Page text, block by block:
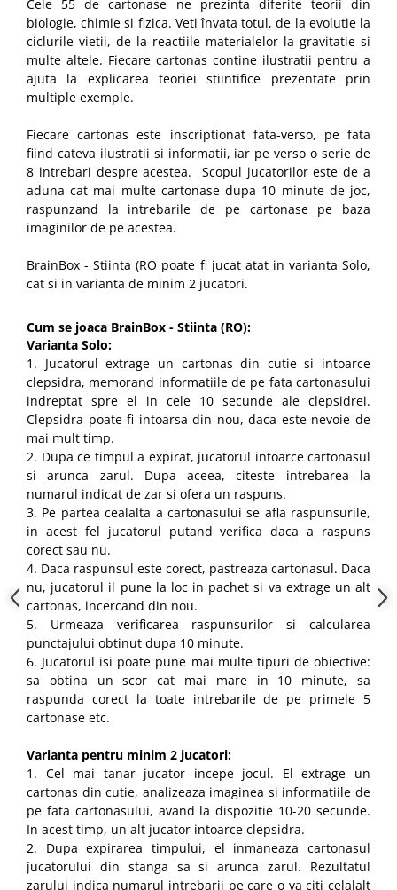
Cele 55 de cartonase ne prezinta diferite teorii din
biologie, chimie si fizica. Veti învata totul, de la evolutie la
ciclurile vietii, de la reactiile materialelor la gravitatie si
multe altele. Fiecare cartonas contine ilustratii pentru a
ajuta la explicarea teoriei stiintifice prezentate prin
multiple exemple.
Fiecare cartonas este inscriptionat fata-verso, pe fata
fiind cateva ilustratii si informatii, iar pe verso o serie de
8 intrebari despre acestea. Scopul jucatorilor este de a
aduna cat mai multe cartonase dupa 10 minute de joc,
raspunzand la intrebarile de pe cartonase pe baza
imaginilor de pe acestea.
BrainBox - Stiinta (RO poate fi jucat atat in varianta Solo,
cat si in varianta de minim 2 jucatori.
Cum se joaca BrainBox - Stiinta (RO):
Varianta Solo:
1. Jucatorul extrage un cartonas din cutie si intoarce
clepsidra, memorand informatiile de pe fata cartonasului
indreptat spre el in cele 10 secunde ale clepsidrei.
Clepsidra poate fi intoarsa din nou, daca este nevoie de
mai mult timp.
2. Dupa ce timpul a expirat, jucatorul intoarce cartonasul
si arunca zarul. Dupa aceea, citeste intrebarea la
numarul indicat de zar si ofera un raspuns.
3. Pe partea cealalta a cartonasului se afla raspunsurile,
in acest fel jucatorul putand verifica daca a raspuns
corect sau nu.
4. Daca raspunsul este corect, pastreaza cartonasul. Daca
nu, jucatorul il pune la loc in pachet si va extrage un alt
cartonas, incercand din nou.
5. Urmeaza verificarea raspunsurilor si calcularea
punctajului obtinut dupa 10 minute.
6. Jucatorul isi poate pune mai multe tipuri de obiective:
sa obtina un scor cat mai mare in 10 minute, sa
raspunda corect la toate intrebarile de pe primele 5
cartonase etc.
Varianta pentru minim 2 jucatori:
1. Cel mai tanar jucator incepe jocul. El extrage un
cartonas din cutie, analizeaza imaginea si informatiile de
pe fata cartonasului, avand la dispozitie 10-20 secunde.
In acest timp, un alt jucator intoarce clepsidra.
2. Dupa expirarea timpului, el inmaneaza cartonasul
jucatorului din stanga sa si arunca zarul. Rezultatul
zarului indica numarul intrebarii pe care o va citi celalalt